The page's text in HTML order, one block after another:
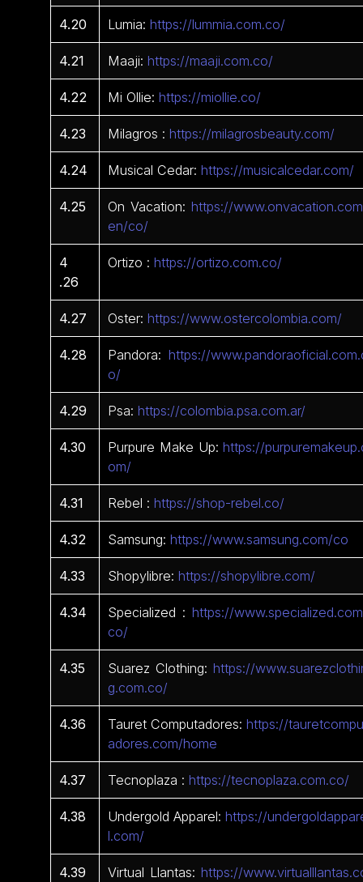
4.20 Lumia:https://lummia.com.co/
4.21 Maaji:https://maaji.com.co/
4.22 Mi Ollie:https://miollie.co/
4.23 Milagros :https://milagrosbeauty.com/
4.24 Musical Cedar:https://musicalcedar.com/
4.25 On Vacation:https://
en/co/
4
.26
Ortizo :https://ortizo.com.co/
4.27 Oster:https://www.ostercolombia.com/
4.28 Pandora:https://
o/
4.29 Psa:https://colombia.psa.com.ar/
4.30 Purpure Make Up:https://
om/
4.31 Rebel :https://shop-rebel.co/
4.32 Samsung:https://www.samsung.com/co
4.33 Shopylibre:https://shopylibre.com/
4.34 Specialized :https://
co/
4.35 Suarez Clothing:https://
g.com.co/
4.36 Tauret Computadores:https://
adores.com/home
4.37 Tecnoplaza :https://tecnoplaza.com.co/
4.38 Undergold Apparel:https://
l.com/
4.39 Virtual Llantas:https://